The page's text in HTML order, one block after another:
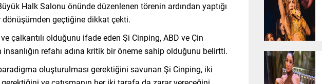
Halk Salonu önünde düzenlenen törenin ardından yaptığı
dönüşümden geçtiğine dikkat çekti.
çalkantılı olduğunu ifade eden Şi Cinping, ABD ve Çin
refahı adına kritik bir öneme sahip olduğunu belirtti.
oluşturulması gerektiğini savunan Şi Cinping, iki